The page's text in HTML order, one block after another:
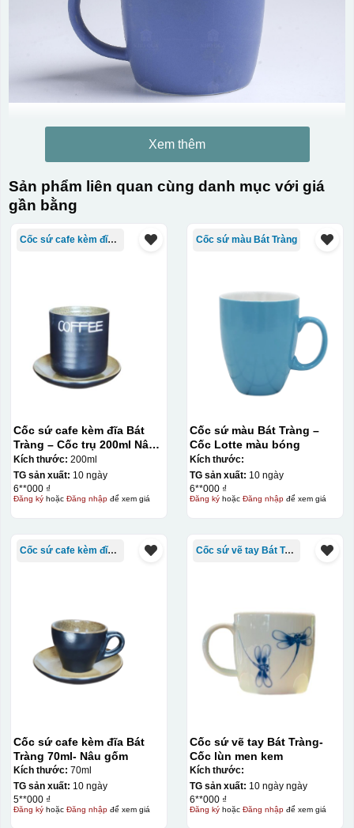
Xem thêm
Sản phẩm liên quan cùng danh mục với giá
gần bằng
Cốc sứ cafe kèm đĩa Bát Tràng
Cốc sứ cafe kèm đĩa Bát
Tràng – Cốc trụ 200ml Nâu
Gốm
Kích thước: 200ml
TG sản xuất: 10 ngày
6**000 ₫
Đăng kýhoặc Đăng nhậpđể xem giá
Cốc sứ màu Bát Tràng
Cốc sứ màu Bát Tràng –
Cốc Lotte màu bóng
Kích thước:
TG sản xuất: 10 ngày
6**000 ₫
Đăng kýhoặc Đăng nhậpđể xem giá
Cốc sứ cafe kèm đĩa Bát Tràng
Cốc sứ cafe kèm đĩa Bát
Tràng 70ml- Nâu gốm
Kích thước: 70ml
TG sản xuất: 10 ngày
5**000 ₫
Đăng kýhoặc Đăng nhậpđể xem giá
Cốc sứ vẽ tay Bát Tràng
Cốc sứ vẽ tay Bát Tràng-
Cốc lùn men kem
Kích thước:
TG sản xuất: 10 ngày ngày
6**000 ₫
Đăng kýhoặc Đăng nhậpđể xem giá